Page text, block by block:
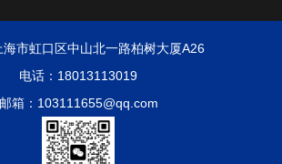
海市虹口区中山北一路柏树大厦A26
电话：18013113019
邮箱：103111655@qq.com